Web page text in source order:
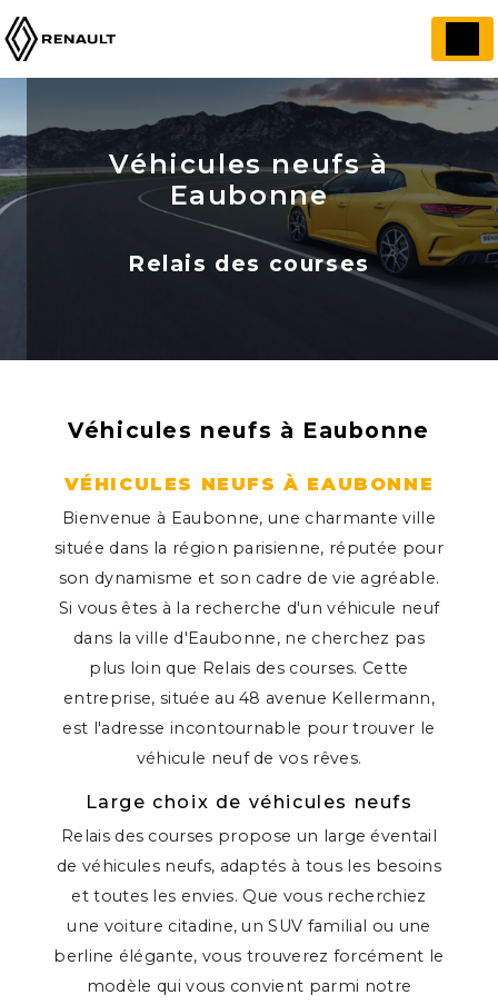
Véhicules neufs à
Eaubonne
Relais des courses
Véhicules neufs à Eaubonne
VÉHICULES NEUFS À EAUBONNE
Bienvenue à Eaubonne, une charmante ville
située dans la région parisienne, réputée pour
son dynamisme et son cadre de vie agréable.
Si vous êtes à la recherche d'un véhicule neuf
dans la ville d'Eaubonne, ne cherchez pas
plus loin que Relais des courses. Cette
entreprise, située au 48 avenue Kellermann,
est l'adresse incontournable pour trouver le
véhicule neuf de vos rêves.
Large choix de véhicules neufs
Relais des courses propose un large éventail
de véhicules neufs, adaptés à tous les besoins
et toutes les envies. Que vous recherchiez
une voiture citadine, un SUV familial ou une
berline élégante, vous trouverez forcément le
modèle qui vous convient parmi notre